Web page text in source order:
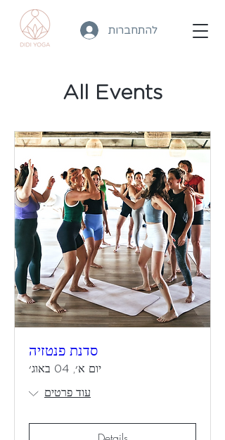
להתחברות
Upcoming Events
סדנת פנטזיה
יום א׳, 04 באוג׳
עוד פרטים
All Events